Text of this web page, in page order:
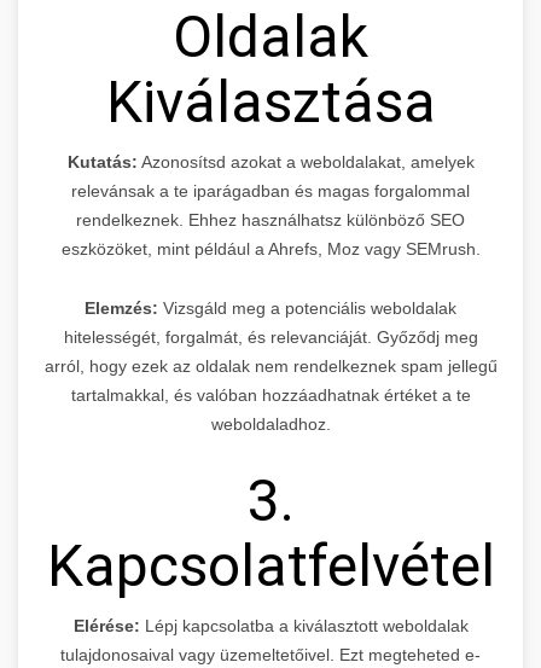
Oldalak
Kiválasztása
Kutatás: Azonosítsd azokat a weboldalakat, amelyek
relevánsak a te iparágadban és magas forgalommal
rendelkeznek. Ehhez használhatsz különböző SEO
eszközöket, mint például a Ahrefs, Moz vagy SEMrush.
Elemzés: Vizsgáld meg a potenciális weboldalak
hitelességét, forgalmát, és relevanciáját. Győződj meg
arról, hogy ezek az oldalak nem rendelkeznek spam jellegű
tartalmakkal, és valóban hozzáadhatnak értéket a te
weboldaladhoz.
3.
Kapcsolatfelvétel
Elérése: Lépj kapcsolatba a kiválasztott weboldalak
tulajdonosaival vagy üzemeltetőivel. Ezt megteheted e-